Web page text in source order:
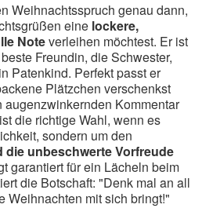
Weihnachtsspruch genau dann,
eine lockere,
Noteverleihen möchtest. Er ist
Freundin, die Schwester,
Patenkind. Perfekt passt er
Plätzchen verschenkst
Kommentar
die richtige Wahl, wenn es
sondern um den
die unbeschwerte Vorfreude
garantiert für ein Lächeln beim
die Botschaft: "Denk mal an all
Weihnachten mit sich bringt!"